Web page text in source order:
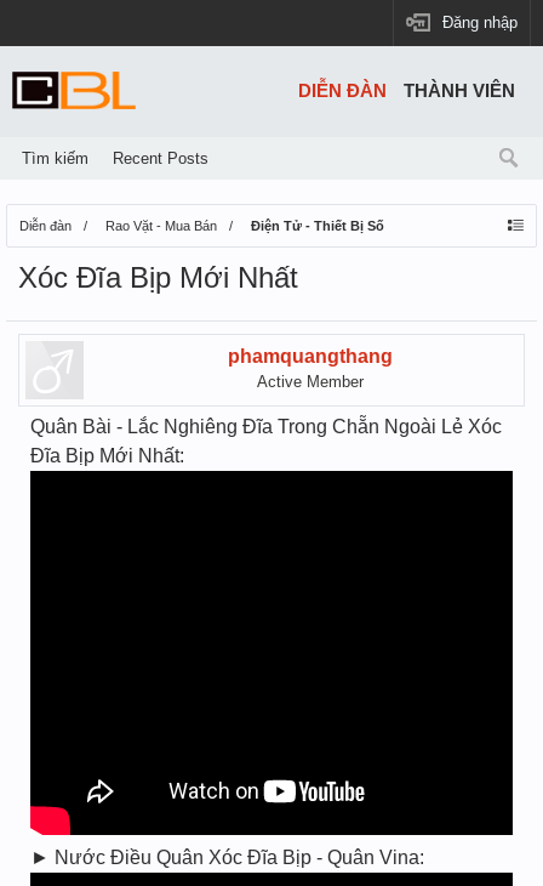
Đăng nhập
Diễn đàn Rao Vặt - Mua Bán Điện Tử - Thiết Bị Số
Xóc Đĩa Bịp Mới Nhất
phamquangthang
Active Member
Quân Bài - Lắc Nghiêng Đĩa Trong Chẵn Ngoài Lẻ Xóc
Đĩa Bịp Mới Nhất:
► Nước Điều Quân Xóc Đĩa Bịp - Quân Vina:
DIỄN ĐÀN
Tìm kiếm Recent Posts
THÀNH VIÊN